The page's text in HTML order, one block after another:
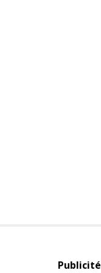
Publicité